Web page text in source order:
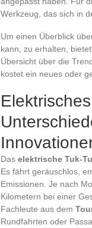
Werkzeug, das sich in
Um einen Überblick
kann, zu erhalten,
Übersicht über die
kostet ein neues oder
Das elektrische Tuk-
Es fährt geräuschlos,
Emissionen. Je nach
Kilometern bei einer
Fachleute aus dem
Rundfahrten oder